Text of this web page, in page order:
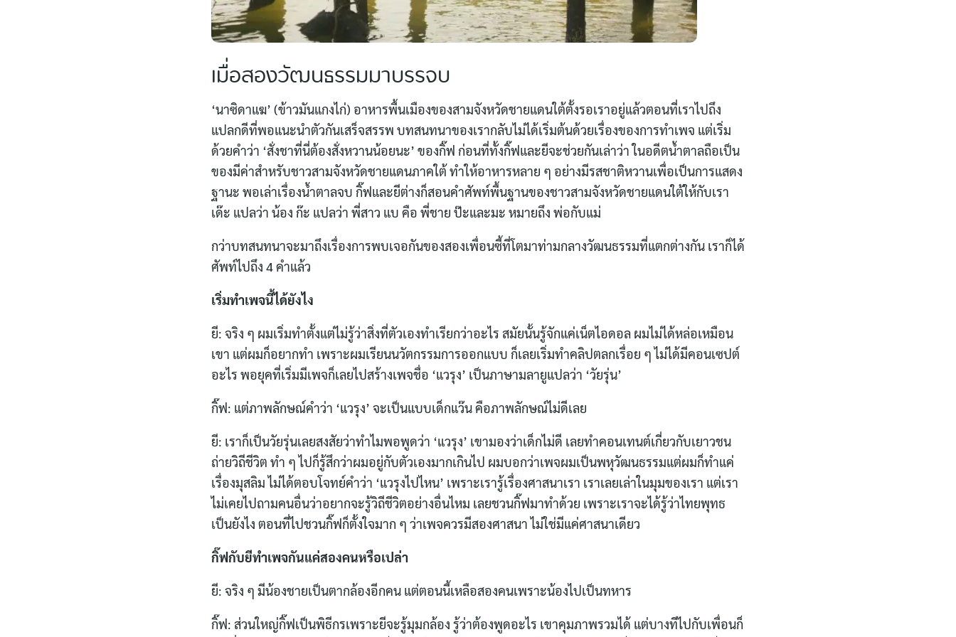
เมื่อสองวัฒนธรรมมาบรรจบ
‘นาซิดาแฆ’ (ข้าวมันแกงไก่) อาหารพื้นเมืองของสามจังหวัดชายแดนใต้ตั้งรอเราอยู่แล้วตอนที่เราไปถึง
แปลกดีที่พอแนะนำตัวกันเสร็จสรรพ บทสนทนาของเรากลับไม่ได้เริ่มต้นด้วยเรื่องของการทำเพจ แต่เริ่ม
ด้วยคำว่า ‘สั่งชาที่นี่ต้องสั่งหวานน้อยนะ’ ของกิ๊ฟ ก่อนที่ทั้งกิ๊ฟและยีจะช่วยกันเล่าว่า ในอดีตน้ำตาลถือเป็น
ของมีค่าสำหรับชาวสามจังหวัดชายแดนภาคใต้ ทำให้อาหารหลาย ๆ อย่างมีรสชาติหวานเพื่อเป็นการแสดง
ฐานะ พอเล่าเรื่องน้ำตาลจบ กิ๊ฟและยีต่างก็สอนคำศัพท์พื้นฐานของชาวสามจังหวัดชายแดนใต้ให้กับเรา
เด๊ะ แปลว่า น้อง ก๊ะ แปลว่า พี่สาว แบ คือ พี่ชาย ป๊ะและมะ หมายถึง พ่อกับแม่
กว่าบทสนทนาจะมาถึงเรื่องการพบเจอกันของสองเพื่อนซี้ที่โตมาท่ามกลางวัฒนธรรมที่แตกต่างกัน เราก็ได้
ศัพท์ไปถึง 4 คำแล้ว
เริ่มทำเพจนี้ได้ยังไง
ยี: จริง ๆ ผมเริ่มทำตั้งแต่ไม่รู้ว่าสิ่งที่ตัวเองทำเรียกว่าอะไร สมัยนั้นรู้จักแค่เน็ตไอดอล ผมไม่ได้หล่อเหมือน
เขา แต่ผมก็อยากทำ เพราะผมเรียนนวัตกรรมการออกแบบ ก็เลยเริ่มทำคลิปตลกเรื่อย ๆ ไม่ได้มีคอนเซปต์
อะไร พอยุคที่เริ่มมีเพจก็เลยไปสร้างเพจชื่อ ‘แวรุง’ เป็นภาษามลายูแปลว่า ‘วัยรุ่น’
กิ๊ฟ: แต่ภาพลักษณ์คำว่า ‘แวรุง’ จะเป็นแบบเด็กแว๊น คือภาพลักษณ์ไม่ดีเลย
ยี: เราก็เป็นวัยรุ่นเลยสงสัยว่าทำไมพอพูดว่า ‘แวรุง’ เขามองว่าเด็กไม่ดี เลยทำคอนเทนต์เกี่ยวกับเยาวชน
ถ่ายวิถีชีวิต ทำ ๆ ไปก็รู้สึกว่าผมอยู่กับตัวเองมากเกินไป ผมบอกว่าเพจผมเป็นพหุวัฒนธรรมแต่ผมก็ทำแค่
เรื่องมุสลิม ไม่ได้ตอบโจทย์คำว่า ‘แวรุงไปไหน’ เพราะเรารู้เรื่องศาสนาเรา เราเลยเล่าในมุมของเรา แต่เรา
ไม่เคยไปถามคนอื่นว่าอยากจะรู้วิถีชีวิตอย่างอื่นไหม เลยชวนกิ๊ฟมาทำด้วย เพราะเราจะได้รู้ว่าไทยพุทธ
เป็นยังไง ตอนที่ไปชวนกิ๊ฟก็ตั้งใจมาก ๆ ว่าเพจควรมีสองศาสนา ไม่ใช่มีแค่ศาสนาเดียว
กิ๊ฟกับยีทำเพจกันแค่สองคนหรือเปล่า
ยี: จริง ๆ มีน้องชายเป็นตากล้องอีกคน แต่ตอนนี้เหลือสองคนเพราะน้องไปเป็นทหาร
กิ๊ฟ: ส่วนใหญ่กิ๊ฟเป็นพิธีกรเพราะยีจะรู้มุมกล้อง รู้ว่าต้องพูดอะไร เขาคุมภาพรวมได้ แต่บางทีไปกับเพื่อนก็